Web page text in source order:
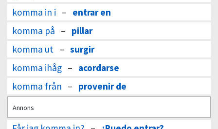
komma in i – entrar en
komma på – pillar
komma ut – surgir
komma ihåg – acordarse
komma från – provenir de
Annons